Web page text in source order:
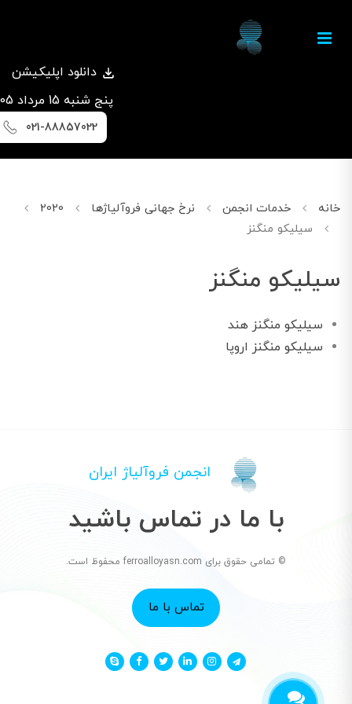
دانلود اپلیکیشن
پنج شنبه 15 مرداد 1405
021-88857022
خانه خدمات انجمن نرخ جهانی فروآلیاژها 2020
سیلیکو منگنز
سیلیکو منگنز
سیلیکو منگنز هند
سیلیکو منگنز اروپا
انجمن فروآلیاژ ایران
با ما در تماس باشید
© تمامی حقوق برای ferroalloyasn.com محفوظ است.
تماس با ما